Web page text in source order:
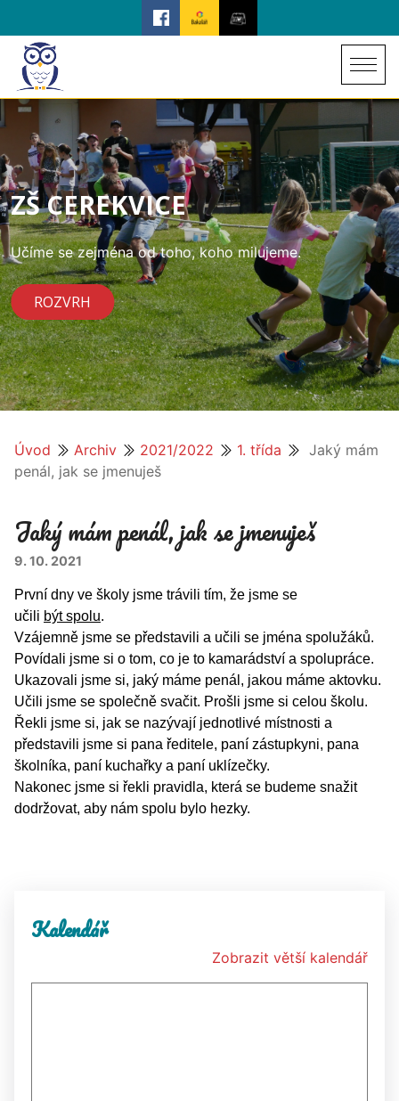
ZŠ CEREKVICE
Učíme se zejména od toho, koho milujeme.
ROZVRH
Úvod Archiv 2021/2022 1. třída
Jaký mám
penál, jak se jmenuješ
Jaký mám penál, jak se jmenuješ
9. 10. 2021
První dny ve školy jsme trávili tím, že jsme se
učili býtspolu.
Vzájemně jsme se představili a učili se jména spolužáků.
Povídali jsme si o tom, co je to kamarádství a spolupráce.
Ukazovali jsme si, jaký máme penál, jakou máme aktovku.
Učili jsme se společně svačit. Prošli jsme si celou školu.
Řekli jsme si, jak se nazývají jednotlivé místnosti a
představili jsme si pana ředitele, paní zástupkyni, pana
školníka, paní kuchařky a paní uklízečky.
Nakonec jsme si řekli pravidla, která se budeme snažit
dodržovat, aby nám spolu bylo hezky.
Kalendář
Zobrazit větší kalendář